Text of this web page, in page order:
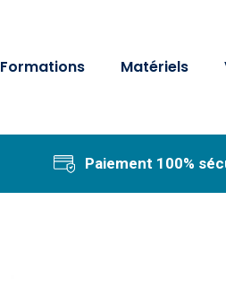
Formations Matériels
Paiement 100%